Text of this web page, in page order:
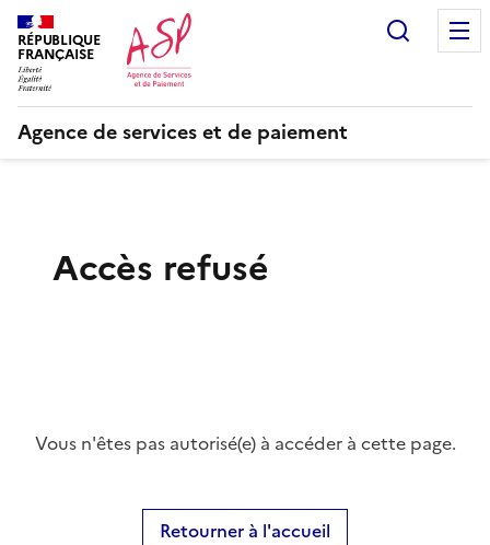
RÉPUBLIQUE
FRANÇAISE
Agence de services et de paiement
Accès refusé
Vous n'êtes pas autorisé(e) à accéder à cette page.
Retourner à l'accueil